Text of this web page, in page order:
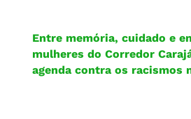
Entre memória, cuidado e
mulheres do Corredor
agenda contra os racismos